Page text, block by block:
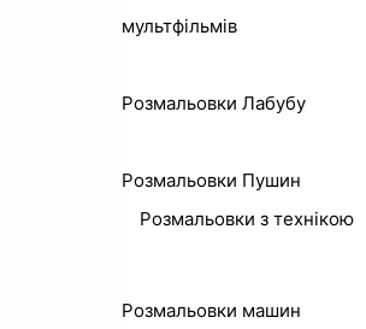
мультфільмів
Розмальовки Лабубу
Розмальовки Пушин
Розмальовки з технікою
Розмальовки машин